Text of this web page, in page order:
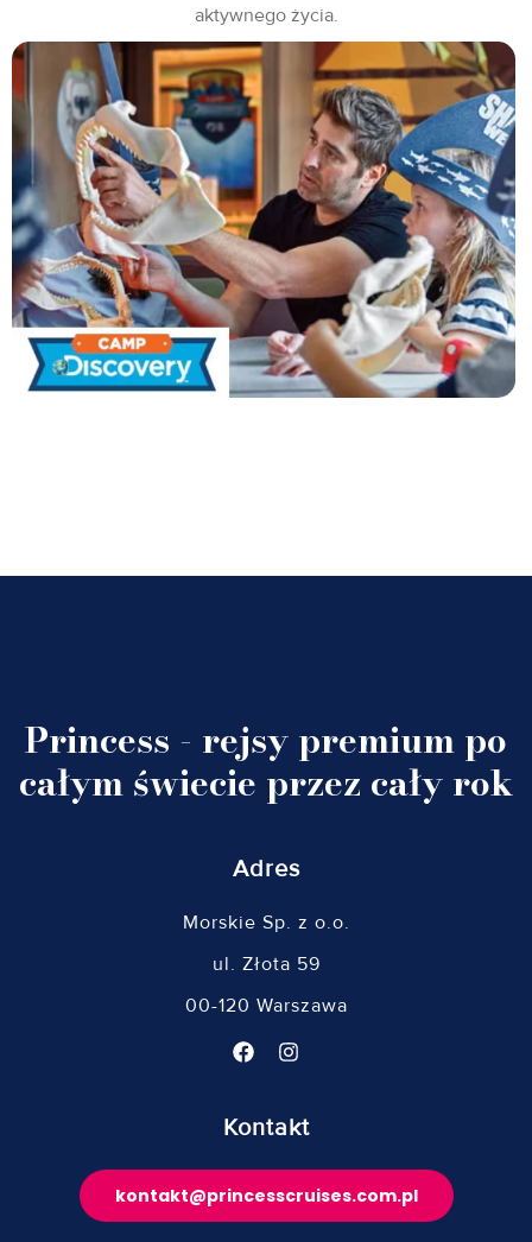
aktywnego życia.
Princess - rejsy premium po
całym świecie przez cały rok
Adres
Morskie Sp. z o.o.
ul. Złota 59
00-120 Warszawa
Kontakt
kontakt@princesscruises.com.pl